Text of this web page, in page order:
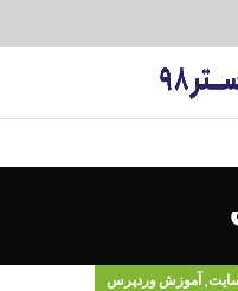
,آموزش وردپرس